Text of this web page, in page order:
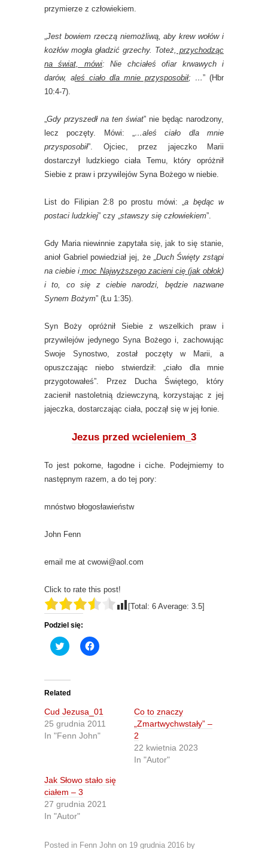
przymierze z człowiekiem.
„Jest bowiem rzeczą niemożliwą, aby krew wołów i
kozłów mogła gładzić grzechy. Toteż, przychodząc
na świat, mówi: Nie chciałeś ofiar krwawych i
darów, aleś ciało dla mnie przysposobił; …” (Hbr
10:4-7).
„Gdy przyszedł na ten świat” nie będąc narodzony,
lecz poczęty. Mówi: „…aleś ciało dla mnie
przysposobił”. Ojciec, przez jajeczko Marii
dostarczył ludzkiego ciała Temu, który opróżnił
Siebie z praw i przywilejów Syna Bożego w niebie.
List do Filipian 2:8 po prostu mówi: „a będąc w
postaci ludzkiej” czy „stawszy się człowiekiem”.
Gdy Maria niewinnie zapytała się, jak to się stanie,
anioł Gabriel powiedział jej, że „Duch Święty zstąpi
na ciebie i moc Najwyższego zacieni cię (jak obłok)
i to, co się z ciebie narodzi, będzie nazwane
Synem Bożym” (Łu 1:35).
Syn Boży opróżnił Siebie z wszelkich praw i
przywilejów jedynego Syna Bożego i, zachowując
Swoje Synostwo, został poczęty w Marii, a
opuszczając niebo stwierdził: „ciało dla mnie
przygotowałeś”. Przez Ducha Świętego, który
zacienił nastoletnią dziewczyną, korzystając z jej
jajeczka, dostarczając ciała, począł się w jej łonie.
Jezus przed wcieleniem_3
To jest pokorne, łagodne i ciche. Podejmiemy to
następnym razem, a do tej pory:
mnóstwo błogosławieństw
John Fenn
email me at cwowi@aol.com
Click to rate this post!
[Total: 6 Average: 3.5]
Podziel się:
C
l
t
o
s
h
a
r
e
o
t
t
e
r
(
O
n
C
l
h
a
r
e
o
e
b
o
k
Related
Cud Jezusa_01
25 grudnia 2011
In "Fenn John"
Co to znaczy
„Zmartwychwstały” –
2
22 kwietnia 2023
In "Autor"
Jak Słowo stało się
ciałem – 3
27 grudnia 2021
In "Autor"
Posted in Fenn John on 19 grudnia 2016 by